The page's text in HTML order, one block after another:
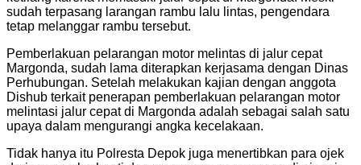
sudah terpasang larangan rambu lalu lintas, pengendara
tetap melanggar rambu tersebut.
Pemberlakuan pelarangan motor melintas di jalur cepat
Margonda, sudah lama diterapkan kerjasama dengan Dinas
Perhubungan. Setelah melakukan kajian dengan anggota
Dishub terkait penerapan pemberlakuan pelarangan motor
melintasi jalur cepat di Margonda adalah sebagai salah satu
upaya dalam mengurangi angka kecelakaan.
Tidak hanya itu Polresta Depok juga menertibkan para ojek